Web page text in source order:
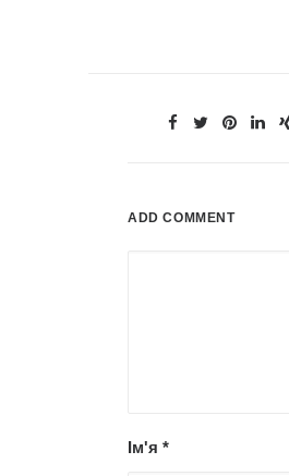
ADD COMMENT
Ім'я *